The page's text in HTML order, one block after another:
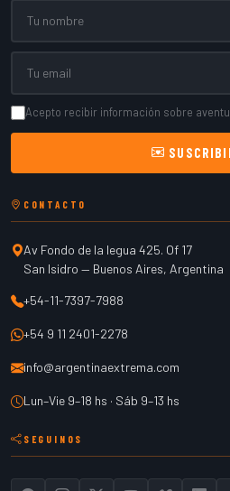
Acepto recibir información sobre
CONTACTO
Av Fondo de la legua 425. Of 17
San Isidro — Buenos Aires, Argentina
+54-11-7397-7988
+54 9 11 2401-2278
info@argentinaextrema.com
Lun–Vie 9–18 hs · Sáb 9–13 hs
SEGUINOS